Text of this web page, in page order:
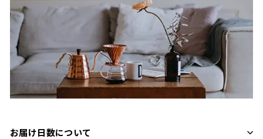
お届け日数について